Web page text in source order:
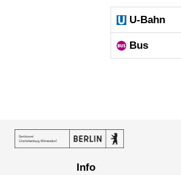
U-Bahn
Bus
Info